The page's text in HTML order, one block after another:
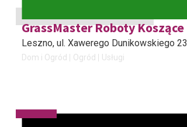
GrassMaster Roboty Koszące
Leszno, ul. Xawerego Dunikowskiego 23
Dom i Ogród Ogród Usługi